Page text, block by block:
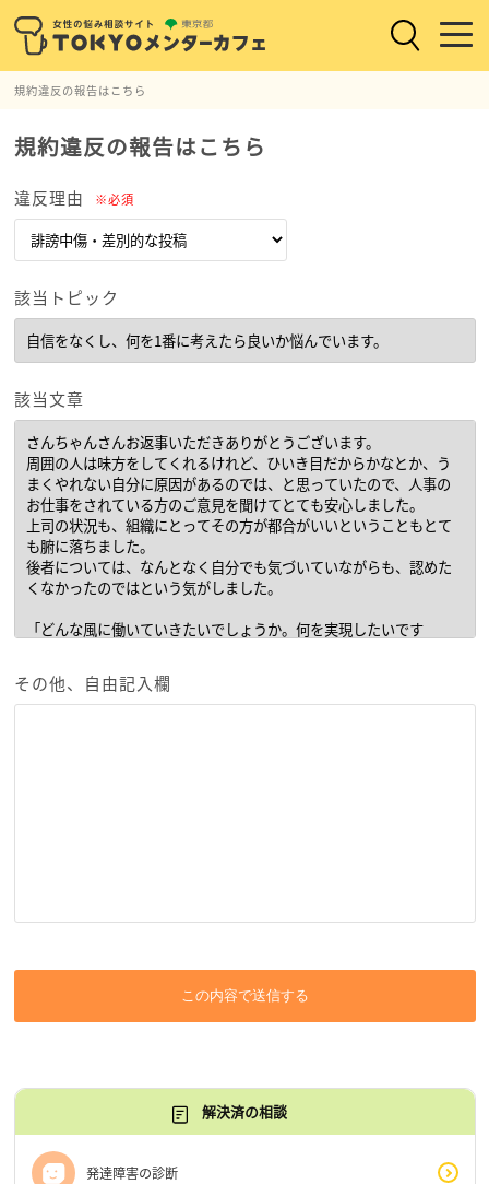
規約違反の報告はこちら
規約違反の報告はこちら
違反理由 ※必須
該当トピック
該当文章
その他、自由記入欄
この内容で送信する
解決済の相談
発達障害の診断